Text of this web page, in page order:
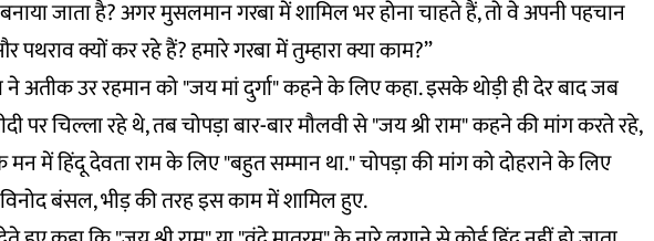
जाता है? अगर मुसलमान गरबा में शामिल भर होना चाहते हैं, तो वे अपनी पहचान
पथराव क्यों कर रहे हैं? हमारे गरबा में तुम्हारा क्या काम?”
अतीक उर रहमान को "जय मां दुर्गा" कहने के लिए कहा. इसके थोड़ी ही देर बाद जब
पर चिल्ला रहे थे, तब चोपड़ा बार-बार मौलवी से "जय श्री राम" कहने की मांग करते रहे,
में हिंदू देवता राम के लिए "बहुत सम्मान था." चोपड़ा की मांग को दोहराने के लिए
बंसल, भीड़ की तरह इस काम में शामिल हुए.